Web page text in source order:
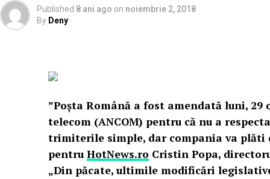
Published 8 ani ago on noiembrie 2, 2018
By Deny
​​”Poşta Română a fost amendată luni,
telecom (ANCOM) pentru că nu a
trimiterile simple, dar compania va plăti
pentru HotNews.ro Cristin Popa,
„Din păcate, ultimile modificări